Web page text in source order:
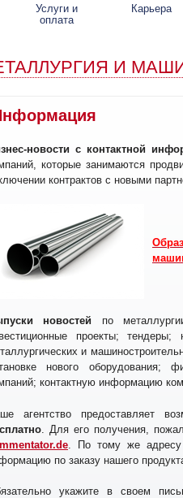
Услуги и
оплата
Карьера
И
новости с контактной
которые занимаются
контрактов с новыми
новостей по
проекты; тендеры;
и
нового оборудования;
контактную информацию
агентство предоставляет
. Для его получения,
. По тому же
по заказу нашего
укажите в своем